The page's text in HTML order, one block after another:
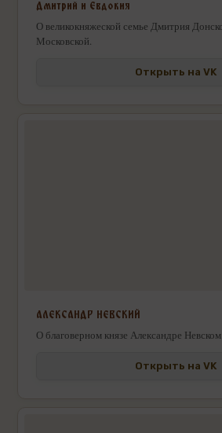
Дмитрий и Евдокия
О великокняжеской семье Дмитрия
Московской.
Открыть на VK
АЛЕКСАНДР НЕВСКИЙ
О благоверном князе Александре
Открыть на VK